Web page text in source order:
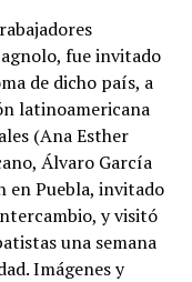
fue invitado
de dicho país, a
latinoamericana
(Ana Esther
Álvaro García
en Puebla, invitado
y visitó
una semana
Imágenes y